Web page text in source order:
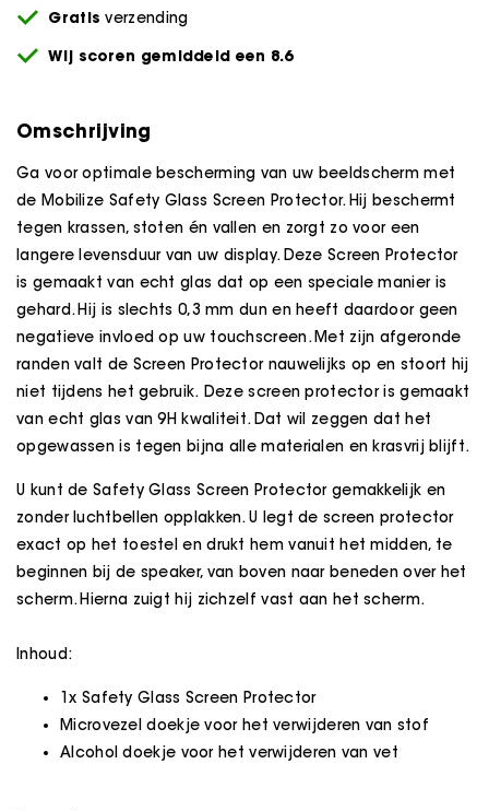
Gratis verzending
Wij scoren gemiddeld een 8.6
Omschrijving
Ga voor optimale bescherming van uw beeldscherm met
de Mobilize Safety Glass Screen Protector. Hij beschermt
tegen krassen, stoten én vallen en zorgt zo voor een
langere levensduur van uw display. Deze Screen Protector
is gemaakt van echt glas dat op een speciale manier is
gehard. Hij is slechts 0,3 mm dun en heeft daardoor geen
negatieve invloed op uw touchscreen. Met zijn afgeronde
randen valt de Screen Protector nauwelijks op en stoort hij
niet tijdens het gebruik. Deze screen protector is gemaakt
van echt glas van 9H kwaliteit. Dat wil zeggen dat het
opgewassen is tegen bijna alle materialen en krasvrij blijft.
U kunt de Safety Glass Screen Protector gemakkelijk en
zonder luchtbellen opplakken. U legt de screen protector
exact op het toestel en drukt hem vanuit het midden, te
beginnen bij de speaker, van boven naar beneden over het
scherm. Hierna zuigt hij zichzelf vast aan het scherm.
Inhoud:
1x Safety Glass Screen Protector
Microvezel doekje voor het verwijderen van stof
Alcohol doekje voor het verwijderen van vet